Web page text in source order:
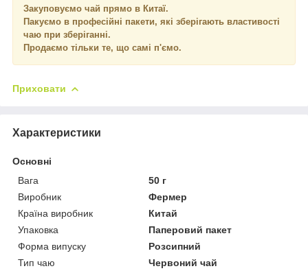
Закуповуємо чай прямо в Китаї.
Пакуємо в професійні пакети, які зберігають властивості
чаю при зберіганні.
Продаємо тільки те, що самі п'ємо.
Приховати
Характеристики
Основні
Вага
50 г
Виробник
Фермер
Країна виробник
Китай
Упаковка
Паперовий пакет
Форма випуску
Розсипний
Тип чаю
Червоний чай